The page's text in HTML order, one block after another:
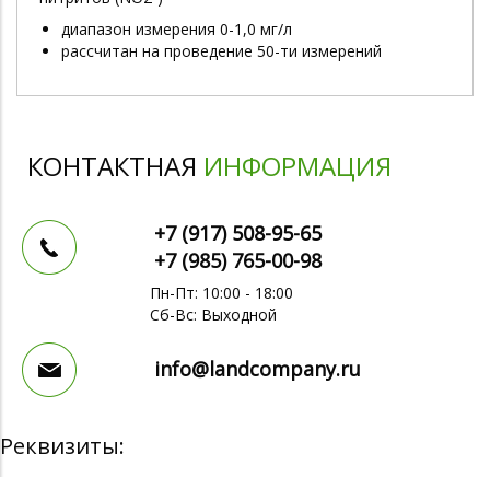
диапазон измерения 0-1,0 мг/л
рассчитан на проведение 50-ти измерений
КОНТАКТНАЯ ИНФОРМАЦИЯ
+7 (917) 508-95-65
+7 (985) 765-00-98
Пн-Пт: 10:00 - 18:00
Сб-Вс: Выходной
info@landcompany.ru
Реквизиты: